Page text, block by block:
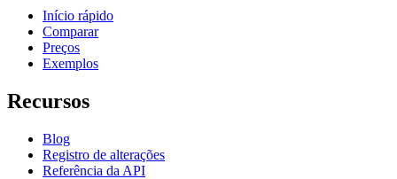
Início rápido
Comparar
Preços
Exemplos
Recursos
Blog
Registro de alterações
Referência da API